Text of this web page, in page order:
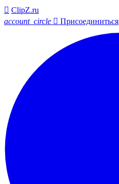
 ClipZ.ru
account_circle  Присоединиться